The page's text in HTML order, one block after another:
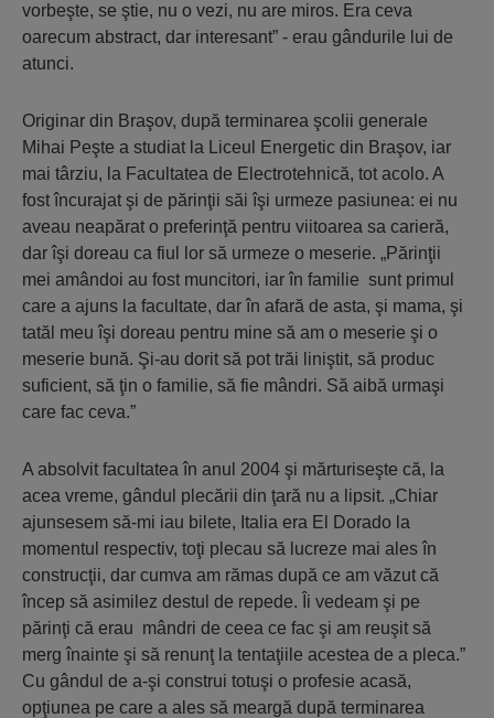
vorbeşte, se ştie, nu o vezi, nu are miros. Era ceva
oarecum abstract, dar interesant” - erau gândurile lui de
atunci.
Originar din Braşov, după terminarea şcolii generale
Mihai Peşte a studiat la Liceul Energetic din Braşov, iar
mai târziu, la Facultatea de Electrotehnică, tot acolo. A
fost încurajat şi de părinţii săi îşi urmeze pasiunea: ei nu
aveau neapărat o preferinţă pentru viitoarea sa carieră,
dar îşi doreau ca fiul lor să urmeze o meserie. „Părinţii
mei amândoi au fost muncitori, iar în familie sunt primul
care a ajuns la facultate, dar în afară de asta, şi mama, şi
tatăl meu îşi doreau pentru mine să am o meserie şi o
meserie bună. Şi-au dorit să pot trăi liniştit, să produc
suficient, să ţin o familie, să fie mândri. Să aibă urmaşi
care fac ceva.”
A absolvit facultatea în anul 2004 şi mărturiseşte că, la
acea vreme, gândul plecării din ţară nu a lipsit. „Chiar
ajunsesem să-mi iau bilete, Italia era El Dorado la
momentul respectiv, toţi plecau să lucreze mai ales în
construcţii, dar cumva am rămas după ce am văzut că
încep să asimilez destul de repede. Îi vedeam şi pe
părinţi că erau mândri de ceea ce fac şi am reuşit să
merg înainte şi să renunţ la tentaţiile acestea de a pleca.”
Cu gândul de a-şi construi totuşi o profesie acasă,
opţiunea pe care a ales să meargă după terminarea